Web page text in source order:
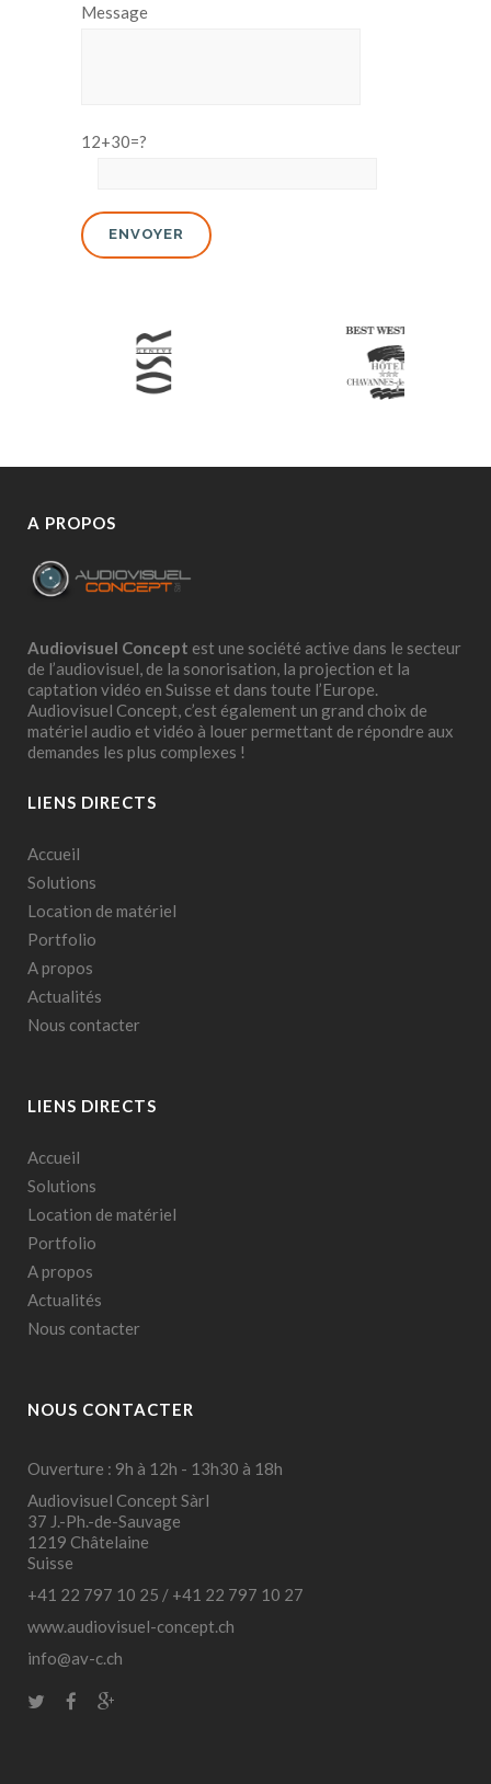
Message
12+30=?
A PROPOS
Audiovisuel Concept est une société active dans le secteur
de l’audiovisuel, de la sonorisation, la projection et la
captation vidéo en Suisse et dans toute l’Europe.
Audiovisuel Concept, c’est également un grand choix de
matériel audio et vidéo à louer permettant de répondre aux
demandes les plus complexes !
LIENS DIRECTS
Accueil
Solutions
Location de matériel
Portfolio
A propos
Actualités
Nous contacter
LIENS DIRECTS
Accueil
Solutions
Location de matériel
Portfolio
A propos
Actualités
Nous contacter
NOUS CONTACTER
Ouverture : 9h à 12h - 13h30 à 18h
Audiovisuel Concept Sàrl
37 J.-Ph.-de-Sauvage
1219 Châtelaine
Suisse
+41 22 797 10 25 / +41 22 797 10 27
www.audiovisuel-concept.ch
info@av-c.ch